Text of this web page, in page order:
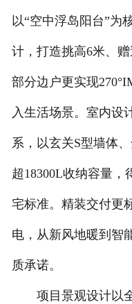
以“空中浮岛阳台”为
计，打造挑高6米、赠
部分边户更实现
入生活场景。室内设
系，以玄关S型墙体
超18300L收纳容量，
宅标准。精装交付更
电，从新风地暖到智
质承诺。
项目景观设计以全